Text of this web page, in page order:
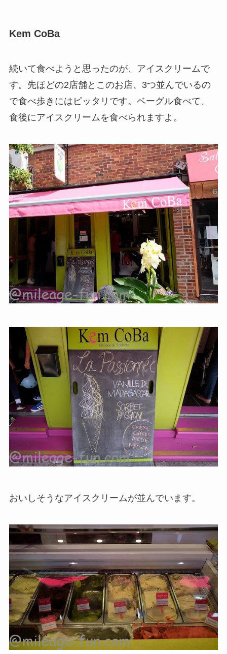
Kem CoBa
続いて食べようと思ったのが、アイスクリームで
す。先ほどの2店舗とこのお店、3つ並んでいるの
で食べ歩きにはピッタリです。ベーグル食べて、
食後にアイスクリームを食べられますよ。
おいしそうなアイスクリームが並んでいます。